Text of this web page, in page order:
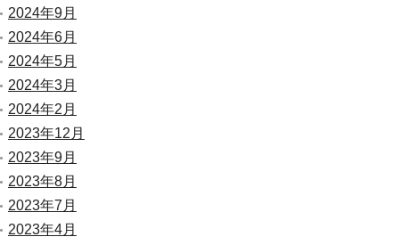
2024年9月
2024年6月
2024年5月
2024年3月
2024年2月
2023年12月
2023年9月
2023年8月
2023年7月
2023年4月